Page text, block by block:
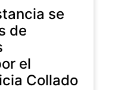
se
de
el
Collado